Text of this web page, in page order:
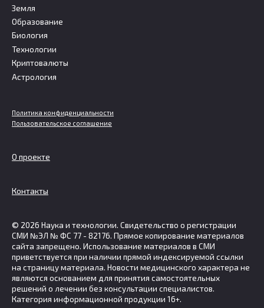
Земля
Образование
Биология
Технологии
Криптовалюты
Астрология
Политика конфиденциальности
Пользовательское соглашение
О проекте
Контакты
© 2026 Наука и технологии. Свидетельство о регистрации
СМИ №ЭЛ № ФС 77 - 82176. Прямое копирование материалов
сайта запрещено. Использование материалов в СМИ
приветствуется при наличии прямой индексируемой ссылки
на страницу материала. Новости медицинского характера не
являются основанием для принятия самостоятельных
решений о лечении без консультации специалистов.
Категория информационной продукции 16+.